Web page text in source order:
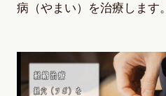
病（やまい）を治療します。